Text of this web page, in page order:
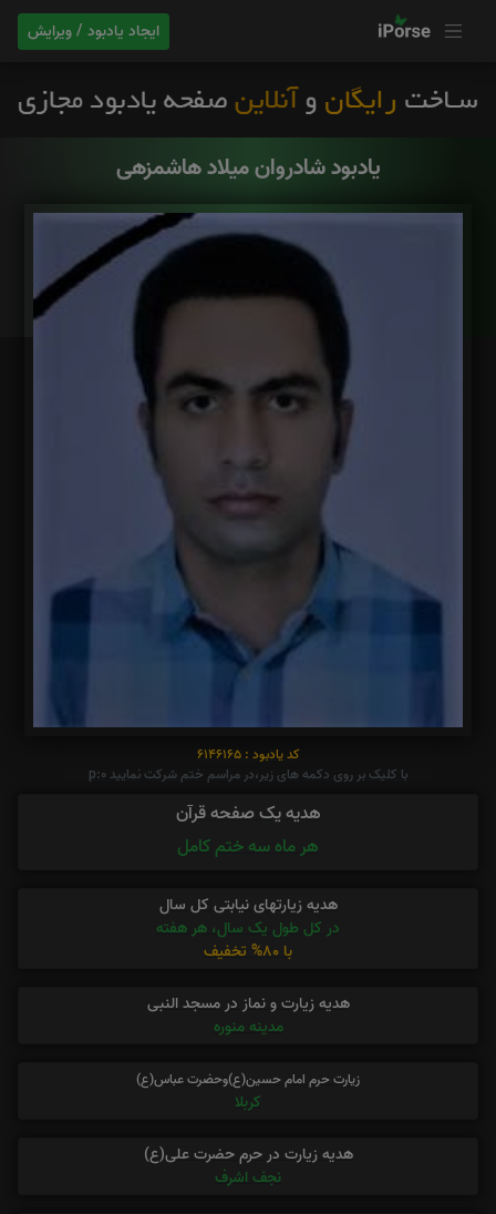
ایجاد یادبود / ویرایش
یادبود شادروان میلاد هاشمزهی
کد یادبود : 6146165
با کلیک بر روی دکمه های زیر،در مراسم ختم شرکت نمایید p:0
هدیه یک صفحه قرآن
هر ماه سه ختم کامل
هدیه زیارتهای نیابتی کل سال
در کل طول یک سال، هر هفته
با 80% تخفیف
هدیه زیارت و نماز در مسجد النبی
مدینه منوره
زیارت حرم امام حسین(ع)وحضرت عباس(ع)
کربلا
هدیه زیارت در حرم حضرت علی(ع)
نجف اشرف